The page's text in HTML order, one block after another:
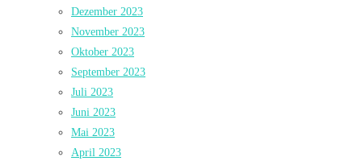
Dezember 2023
November 2023
Oktober 2023
September 2023
Juli 2023
Juni 2023
Mai 2023
April 2023